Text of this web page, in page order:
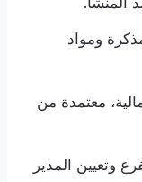
ومواد
معتمدة من
وتعيين المدير